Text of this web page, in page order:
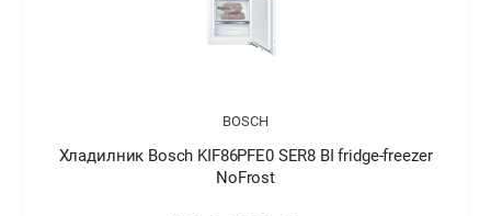
Bosch KIF86PFE0 SER8 BI fridge-freezer
Хладилник